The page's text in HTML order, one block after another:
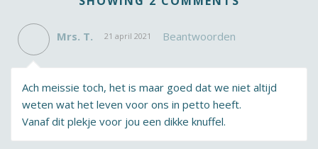
Mrs. T. 21 april 2021 Beantwoorden
Ach meissie toch, het is maar goed dat we niet altijd
weten wat het leven voor ons in petto heeft.
Vanaf dit plekje voor jou een dikke knuffel.